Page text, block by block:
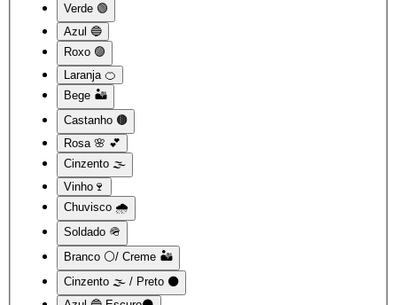
Verde 🟢
Azul 🔵
Roxo 🟣
Laranja 🍊
Bege 🏜️
Castanho 🟤
Rosa 🌸 💕
Cinzento 🌫️
Vinho🍷
Chuvisco 🌧️
Soldado 🪖
Branco ⚪/ Creme 🏜️
Cinzento 🌫️ / Preto ⚫